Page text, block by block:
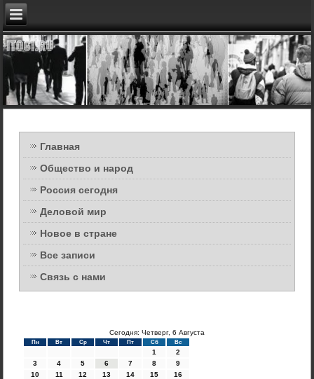
Главная
Общество и народ
Россия сегодня
Деловой мир
Новое в стране
Все записи
Связь с нами
Сегодня: Четверг, 6 Августа
Пн Вт Ср Чт Пт Сб Вс
1
2
3
4 5 6 7 8
9
10
11 12 13 14 15
16